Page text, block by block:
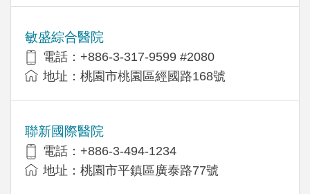
敏盛綜合醫院
電話：+886-3-317-9599 #2080
地址：桃園市桃園區經國路168號
聯新國際醫院
電話：+886-3-494-1234
地址：桃園市平鎮區廣泰路77號